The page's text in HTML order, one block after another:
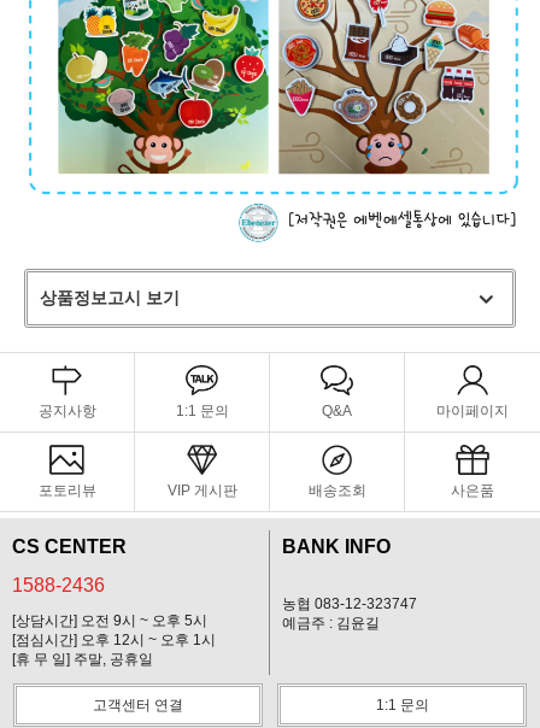
상품정보고시 보기
공지사항 1:1 문의 Q&A 마이페이지
포토리뷰 VIP 게시판 배송조회 사은품
CS CENTER
1588-2436
[상담시간] 오전 9시 ~ 오후 5시
[점심시간] 오후 12시 ~ 오후 1시
[휴 무 일] 주말, 공휴일
BANK INFO
농협 083-12-323747
예금주 : 김윤길
고객센터 연결 1:1 문의